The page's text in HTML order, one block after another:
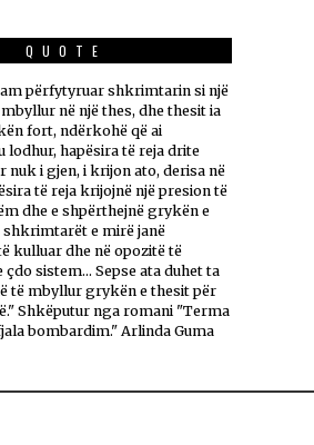
QUOTE
përfytyruar shkrimtarin si një
në një thes, dhe thesit ia
fort, ndërkohë që ai
lodhur, hapësira të reja drite
nuk i gjen, i krijon ato, derisa në
të reja krijojnë një presion të
dhe e shpërthejnë grykën e
shkrimtarët e mirë janë
kulluar dhe në opozitë të
sistem... Sepse ata duhet ta
të mbyllur grykën e thesit për
Shkëputur nga romani "Terma
bombardim." Arlinda Guma